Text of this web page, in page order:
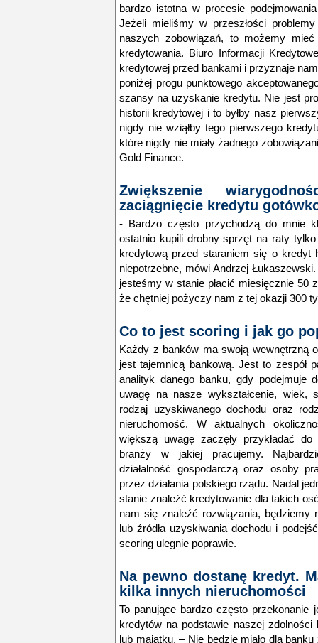
bardzo istotna w procesie
Jeżeli mieliśmy w przeszłości
naszych zobowiązań, to możemy
kredytowania. Biuro Informacji
kredytowej przed bankami i przyznaje
poniżej progu punktowego
szansy na uzyskanie kredytu. Nie jest
historii kredytowej i to byłby nasz
nigdy nie wziąłby tego pierwszego
które nigdy nie miały żadnego
Gold Finance.
Zwiększenie
zaciągnięcie kredytu
- Bardzo często przychodzą do mnie
ostatnio kupili drobny sprzęt na raty
kredytową przed staraniem się o kredyt
niepotrzebne, mówi Andrzej
jesteśmy w stanie płacić miesięcznie 50
że chętniej pożyczy nam z tej okazji 300
Co to jest scoring i jak go
Każdy z banków ma swoją wewnętrzną
jest tajemnicą bankową. Jest to zespół
analityk danego banku, gdy podejmuje
uwagę na nasze wykształcenie, wiek,
rodzaj uzyskiwanego dochodu oraz
nieruchomość. W aktualnych
większą uwagę zaczęły przykładać
branży w jakiej pracujemy.
działalność gospodarczą oraz osoby
przez działania polskiego rządu. Nadal
stanie znaleźć kredytowanie dla takich
nam się znaleźć rozwiązania, będziemy
lub źródła uzyskiwania dochodu i
scoring ulegnie poprawie.
Na pewno dostanę kredyt.
kilka innych nieruchomości
To panujące bardzo często przekonanie
kredytów na podstawie naszej zdolności
lub majątku.– Nie będzie miało dla